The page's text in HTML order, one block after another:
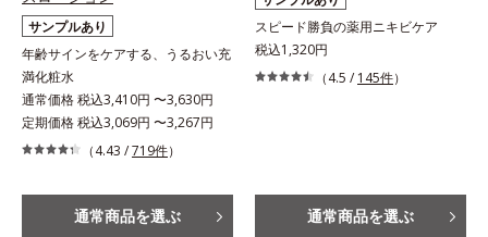
サンプルあり
年齢サインをケアする、うるおい充
満化粧水
通常価格 税込3,410円 〜3,630円
定期価格 税込3,069円 〜3,267円
（4.43 /719件）
通常商品を選ぶ
スピード勝負の薬用ニキビケア
税込1,320円
（4.5 / 145件）
通常商品を選ぶ